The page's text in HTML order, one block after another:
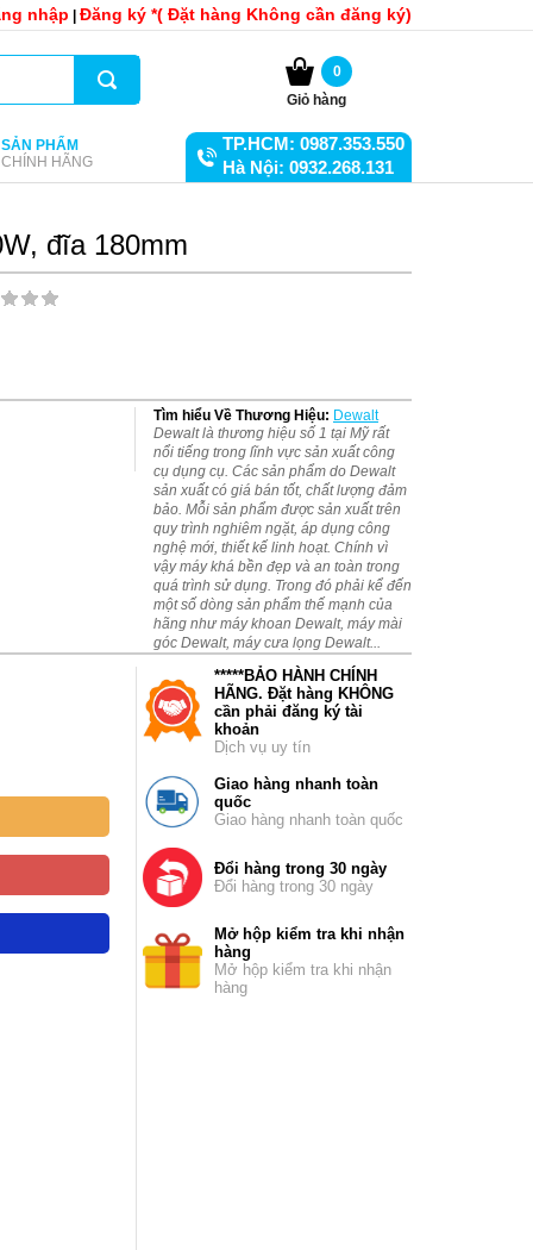
nhập Đăng ký *( Đặt hàng Không cần đăng ký)
0
Giỏ hàng
SẢN PHẨM
CHÍNH HÃNG
TP.HCM: 0987.353.550
Hà Nội: 0932.268.131
đĩa 180mm
Tìm hiểu Về Thương Hiệu: Dewalt
Dewalt là thương hiệu số 1 tại Mỹ rất
nổi tiếng trong lĩnh vực sản xuất công
cụ dụng cụ. Các sản phẩm do Dewalt
sản xuất có giá bán tốt, chất lượng đảm
bảo. Mỗi sản phẩm được sản xuất trên
quy trình nghiêm ngặt, áp dụng công
nghệ mới, thiết kế linh hoạt. Chính vì
vậy máy khá bền đẹp và an toàn trong
quá trình sử dụng. Trong đó phải kể đến
một số dòng sản phẩm thế mạnh của
hãng như máy khoan Dewalt, máy mài
góc Dewalt, máy cưa lọng Dewalt...
*****BẢO HÀNH CHÍNH
HÃNG. Đặt hàng KHÔNG
cần phải đăng ký tài
khoản
Dịch vụ uy tín
Giao hàng nhanh toàn
quốc
Giao hàng nhanh toàn quốc
Đổi hàng trong 30 ngày
Đổi hàng trong 30 ngày
Mở hộp kiểm tra khi nhận
hàng
Mở hộp kiểm tra khi nhận
hàng